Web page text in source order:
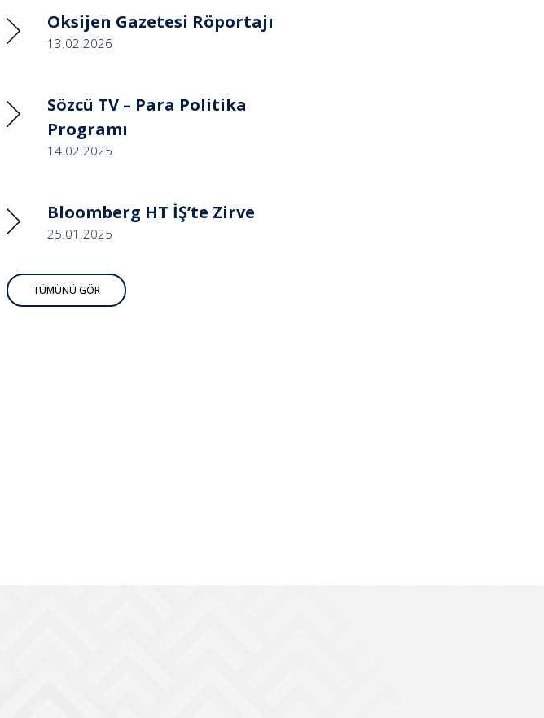
Oksijen Gazetesi Röportajı
13.02.2026
Sözcü TV – Para Politika
Programı
14.02.2025
Bloomberg HT İŞ’te Zirve
25.01.2025
TÜMÜNÜ GÖR